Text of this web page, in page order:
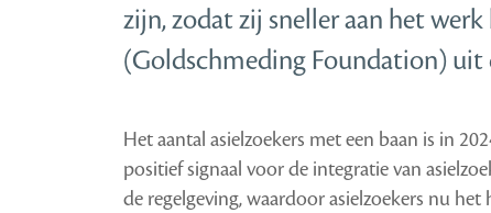
zijn, zodat zij sneller aan het
(Goldschmeding Foundation) uit
Het aantal asielzoekers met een baan is in
positief signaal voor de integratie van
de regelgeving, waardoor asielzoekers nu